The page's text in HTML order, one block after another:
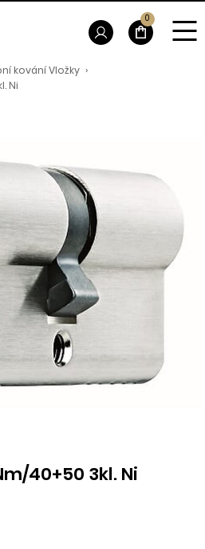
kování Vložky ›
Ni
40+50 3kl. Ni
0